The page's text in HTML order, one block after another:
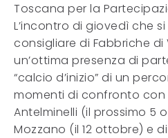
Toscana per la
L’incontro di giovedì che
consigliare di Fabbriche
un’ottima presenza di
“calcio d’inizio” di un
momenti di confronto
Antelminelli (il prossimo 5
Mozzano (il 12 ottobre) e